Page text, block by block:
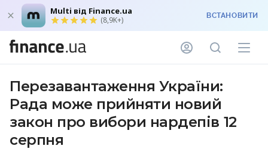
Multi від Finance.ua
(8,9K+) ВСТАНОВИТИ
Перезавантаження України:
Рада може прийняти новий
закон про вибори нардепів 12
серпня